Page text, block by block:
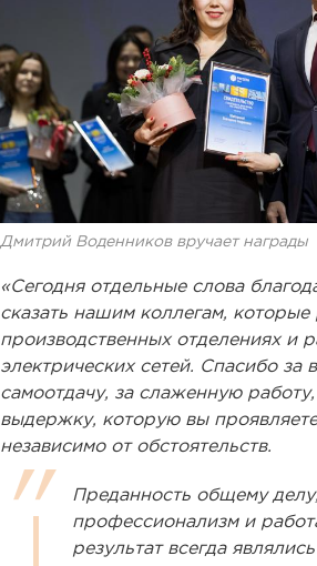
Дмитрий Воденников вручает награды
«Сегодня отдельные слова
сказать нашим коллегам, которые
производственных отделениях и
электрических сетей. Спасибо за
самоотдачу, за слаженную
выдержку, которую вы
независимо от обстоятельств.
Преданность общему
профессионализм и
результат всегда